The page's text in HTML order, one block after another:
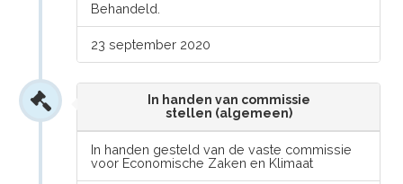
Behandeld.
23 september 2020
In handen van commissie
stellen (algemeen)
In handen gesteld van de vaste commissie
voor Economische Zaken en Klimaat